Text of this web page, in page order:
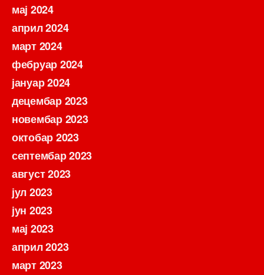
мај 2024
април 2024
март 2024
фебруар 2024
јануар 2024
децембар 2023
новембар 2023
октобар 2023
септембар 2023
август 2023
јул 2023
јун 2023
мај 2023
април 2023
март 2023